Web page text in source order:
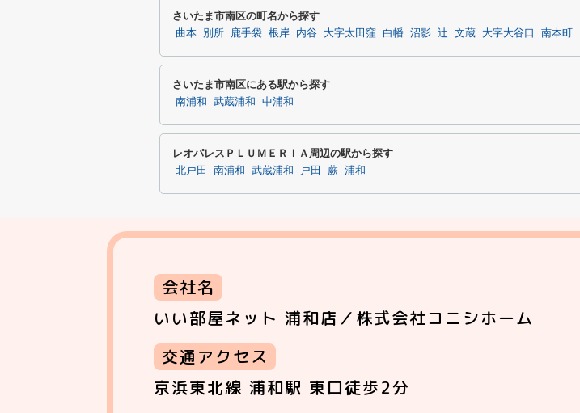
さいたま市南区の町名から探す
曲本 別所 鹿手袋 根岸 内谷 大字太田窪 白幡 沼影 辻 文蔵 大字大谷口 南本町
さいたま市南区にある駅から探す
南浦和 武蔵浦和 中浦和
レオパレスＰＬＵＭＥＲＩＡ周辺の駅から探す
北戸田 南浦和 武蔵浦和 戸田 蕨 浦和
会社名
いい部屋ネット 浦和店／株式会社コニシホーム
交通アクセス
京浜東北線 浦和駅 東口徒歩2分